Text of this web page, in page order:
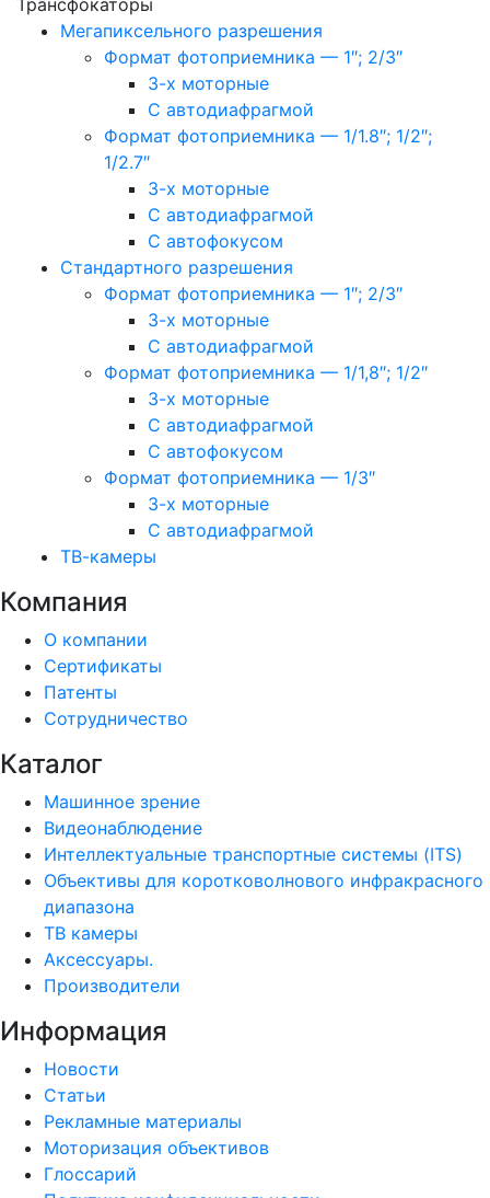
Трансфокаторы
Мегапиксельного разрешения
Формат фотоприемника — 1″; 2/3″
3-х моторные
С автодиафрагмой
Формат фотоприемника — 1/1.8″; 1/2″;
1/2.7″
3-х моторные
С автодиафрагмой
С автофокусом
Стандартного разрешения
Формат фотоприемника — 1″; 2/3″
3-х моторные
С автодиафрагмой
Формат фотоприемника — 1/1,8″; 1/2″
3-х моторные
С автодиафрагмой
С автофокусом
Формат фотоприемника — 1/3″
3-х моторные
С автодиафрагмой
ТВ-камеры
Компания
О компании
Сертификаты
Патенты
Сотрудничество
Каталог
Машинное зрение
Видеонаблюдение
Интеллектуальные транспортные системы (ITS)
Объективы для коротковолнового инфракрасного
диапазона
ТВ камеры
Аксессуары.
Производители
Информация
Новости
Статьи
Рекламные материалы
Моторизация объективов
Глоссарий